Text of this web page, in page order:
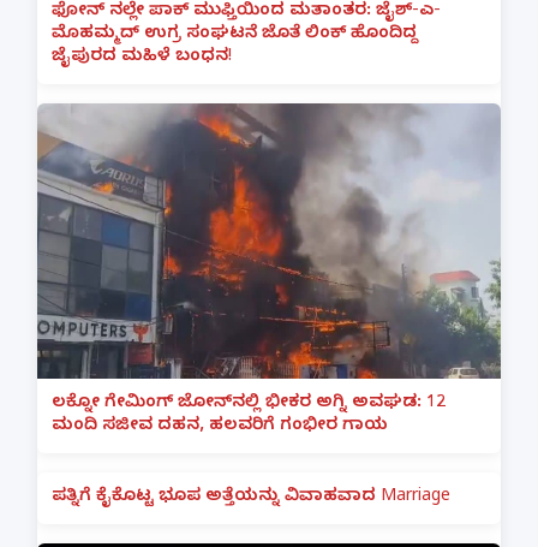
ಫೋನ್ ನಲ್ಲೇ ಪಾಕ್ ಮುಫ್ತಿಯಿಂದ ಮತಾಂತರ: ಜೈಶ್-ಎ-
ಮೊಹಮ್ಮದ್ ಉಗ್ರ ಸಂಘಟನೆ ಜೊತೆ ಲಿಂಕ್ ಹೊಂದಿದ್ದ
ಜೈಪುರದ ಮಹಿಳೆ ಬಂಧನ!
ಲಕ್ನೋ ಗೇಮಿಂಗ್ ಜೋನ್‌ನಲ್ಲಿ ಭೀಕರ ಅಗ್ನಿ ಅವಘಡ: 12
ಮಂದಿ ಸಜೀವ ದಹನ, ಹಲವರಿಗೆ ಗಂಭೀರ ಗಾಯ
ಪತ್ನಿಗೆ ಕೈಕೊಟ್ಟ ಭೂಪ ಅತ್ತೆಯನ್ನು ವಿವಾಹವಾದ Marriage